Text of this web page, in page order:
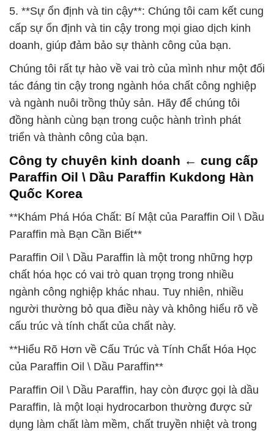
5. **Sự ổn định và tin cậy**: Chúng tôi cam kết cung
cấp sự ổn định và tin cậy trong mọi giao dịch kinh
doanh, giúp đảm bảo sự thành công của bạn.
Chúng tôi rất tự hào về vai trò của mình như một đối
tác đáng tin cậy trong ngành hóa chất công nghiệp
và ngành nuôi trồng thủy sản. Hãy để chúng tôi
đồng hành cùng bạn trong cuộc hành trình phát
triển và thành công của bạn.
Công ty chuyên kinh doanh ← cung cấp
Paraffin Oil \ Dầu Paraffin Kukdong Hàn
Quốc Korea
**Khám Phá Hóa Chất: Bí Mật của Paraffin Oil \ Dầu
Paraffin mà Bạn Cần Biết**
Paraffin Oil \ Dầu Paraffin là một trong những hợp
chất hóa học có vai trò quan trọng trong nhiều
ngành công nghiệp khác nhau. Tuy nhiên, nhiều
người thường bỏ qua điều này và không hiểu rõ về
cấu trúc và tính chất của chất này.
**Hiểu Rõ Hơn về Cấu Trúc và Tính Chất Hóa Học
của Paraffin Oil \ Dầu Paraffin**
Paraffin Oil \ Dầu Paraffin, hay còn được gọi là dầu
Paraffin, là một loại hydrocarbon thường được sử
dụng làm chất làm mềm, chất truyền nhiệt và trong